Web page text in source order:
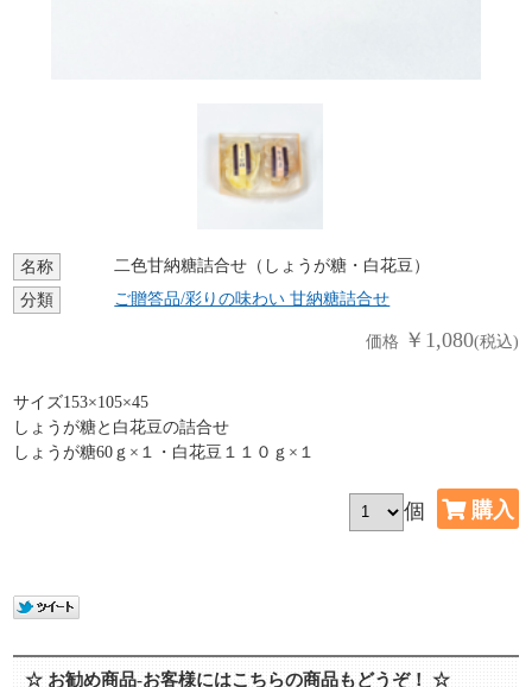
名称
二色甘納糖詰合せ（しょうが糖・白花豆）
分類
ご贈答品/彩りの味わい 甘納糖詰合せ
価格 ￥1,080(税込)
サイズ153×105×45
しょうが糖と白花豆の詰合せ
しょうが糖60ｇ×１・白花豆１１０ｇ×１
個
☆ お勧め商品-お客様にはこちらの商品もどうぞ！ ☆